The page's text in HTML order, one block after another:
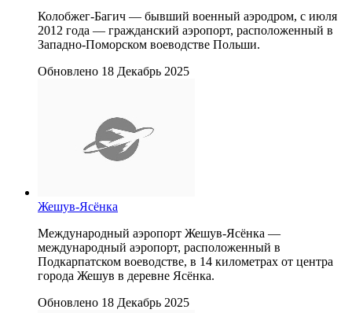
Колобжег-Багич — бывший военный аэродром, c июля
2012 года — гражданский аэропорт, расположенный в
Западно-Поморском воеводстве Польши.
Обновлено 18 Декабрь 2025
Жешув-Ясёнка
Международный аэропорт Жешув-Ясёнка —
международный аэропорт, расположенный в
Подкарпатском воеводстве, в 14 километрах от центра
города Жешув в деревне Ясёнка.
Обновлено 18 Декабрь 2025